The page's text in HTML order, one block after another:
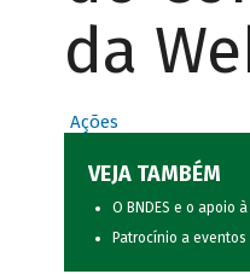
da
Ações
VEJA TAMBÉM
O BNDES e o apoio
Patrocínio a